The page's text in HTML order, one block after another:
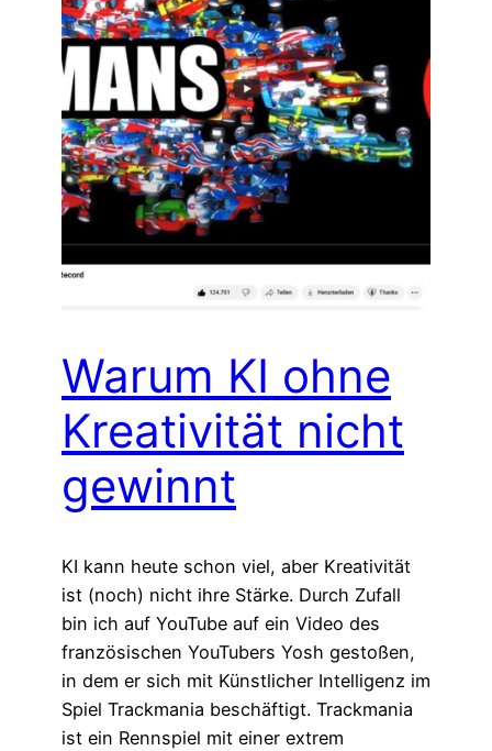
Warum KI ohne
Kreativität nicht
gewinnt
KI kann heute schon viel, aber Kreativität
ist (noch) nicht ihre Stärke. Durch Zufall
bin ich auf YouTube auf ein Video des
französischen YouTubers Yosh gestoßen,
in dem er sich mit Künstlicher Intelligenz im
Spiel Trackmania beschäftigt. Trackmania
ist ein Rennspiel mit einer extrem